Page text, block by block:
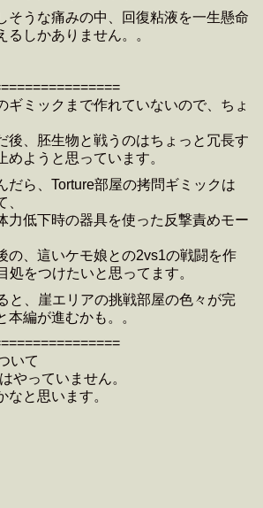
そうな痛みの中、回復粘液を一生懸命
るしかありません。。
ギミックまで作れていないので、ちょ
後、胚生物と戦うのはちょっと冗長す
めようと思っています。
だら、Torture部屋の拷問ギミックは
力低下時の器具を使った反撃責めモー
の、這いケモ娘との2vs1の戦闘を作
処をつけたいと思ってます。
と、崖エリアの挑戦部屋の色々が完
本編が進むかも。。
いて
やっていません。
なと思います。